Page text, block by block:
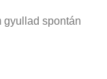
gyullad spontán